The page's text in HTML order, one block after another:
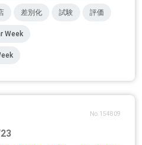
差別化 試験 評価
Week
No.154809